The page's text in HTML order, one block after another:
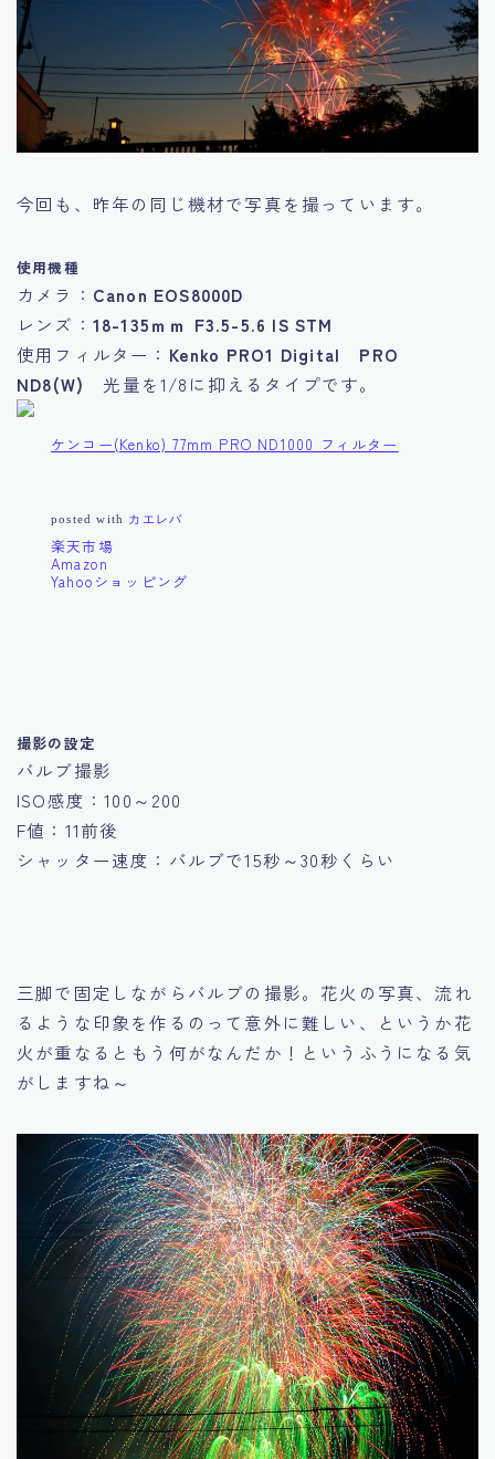
今回も、昨年の同じ機材で写真を撮っています。
使用機種
カメラ： Canon EOS8000D
レンズ： 18-135ｍｍ F3.5-5.6 IS STM
使用フィルター： Kenko PRO1 Digital PRO
ND8(W)
光量を1/8に抑えるタイプです。
ケンコー(Kenko) 77mm PRO ND1000 フィルター
posted with カエレバ
楽天市場
Amazon
Yahooショッピング
撮影の設定
バルブ撮影
ISO感度：100～200
F値：11前後
シャッター速度：バルブで15秒～30秒くらい
三脚で固定しながらバルブの撮影。花火の写真、流れ
るような印象を作るのって意外に難しい、というか花
火が重なるともう何がなんだか！というふうになる気
がしますね～